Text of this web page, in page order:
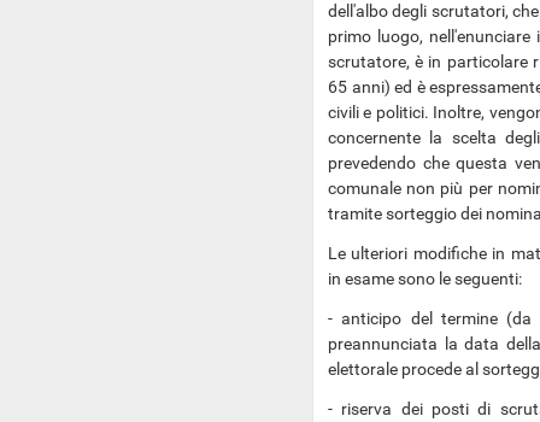
dell'albo degli scrutatori,
primo luogo,
scrutatore, è in particolare
65 anni) ed è
civili e politici. Inoltre,
concernente la scelta
prevedendo che questa
comunale non più per
tramite sorteggio dei
Le ulteriori modifiche in
in esame sono le seguenti:
- anticipo del termine
preannunciata la data
elettorale procede al
- riserva dei posti di